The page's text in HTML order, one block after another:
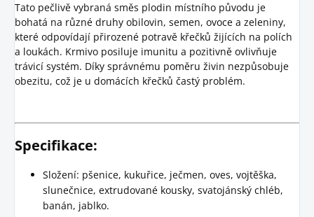
Tato pečlivě vybraná směs plodin místního původu je
bohatá na různé druhy obilovin, semen, ovoce a zeleniny,
které odpovídají přirozené potravě křečků žijících na polích
a loukách. Krmivo posiluje imunitu a pozitivně ovlivňuje
trávicí systém. Díky správnému poměru živin nezpůsobuje
obezitu, což je u domácích křečků častý problém.
Specifikace:
Složení: pšenice, kukuřice, ječmen, oves, vojtěška,
slunečnice, extrudované kousky, svatojánský chléb,
banán, jablko.